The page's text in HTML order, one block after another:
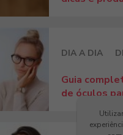
DIA A DIA
Guia
de óculos